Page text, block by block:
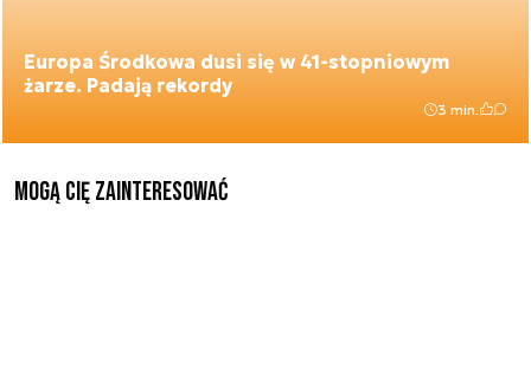
Europa Środkowa dusi się w 41-stopniowym
żarze. Padają rekordy
3 min.
Mogą Cię zainteresować